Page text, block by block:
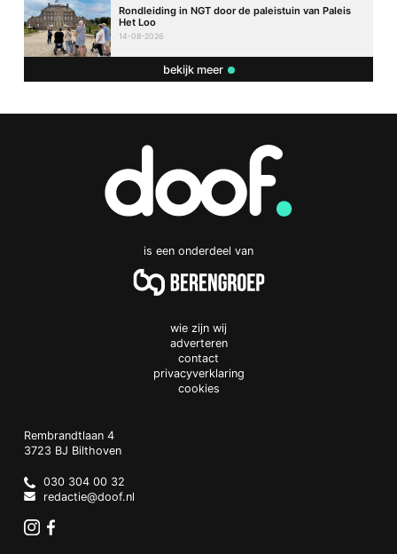
Rondleiding in NGT door de paleistuin van Paleis
Het Loo
14-08-2026
bekijk meer
is een onderdeel van
wie zijn wij
adverteren
contact
privacyverklaring
cookies
Doof.nl
work
Rembrandtlaan 4
3723 BJ Bilthoven
Netherlands
030 304 00 32
redactie@doof.nl